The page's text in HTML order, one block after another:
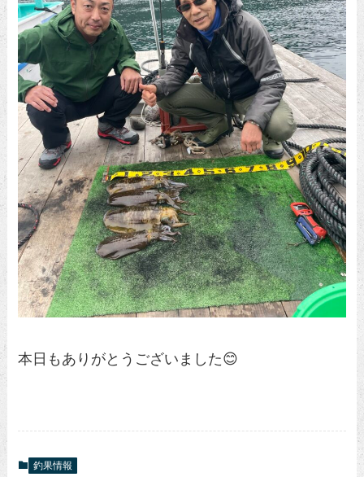
本日もありがとうございました😊
釣果情報